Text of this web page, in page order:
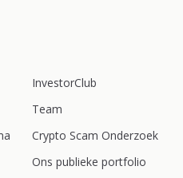
InvestorClub
Team
Crypto Scam Onderzoek
Ons publieke portfolio